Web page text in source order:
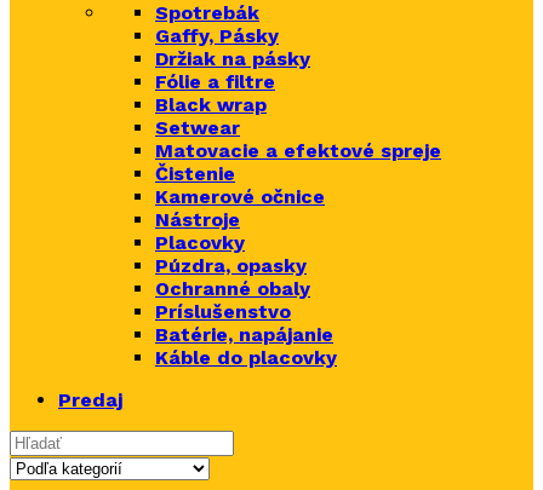
Spotrebák
Gaffy, Pásky
Držiak na pásky
Fólie a filtre
Black wrap
Setwear
Matovacie a efektové spreje
Čistenie
Kamerové očnice
Nástroje
Placovky
Púzdra, opasky
Ochranné obaly
Príslušenstvo
Batérie, napájanie
Káble do placovky
Predaj
Search for: